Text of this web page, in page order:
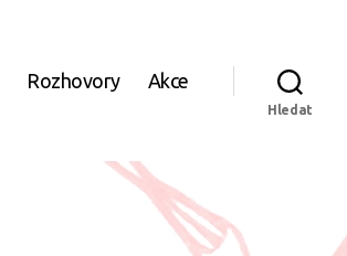
Rozhovory Akce
Hledat